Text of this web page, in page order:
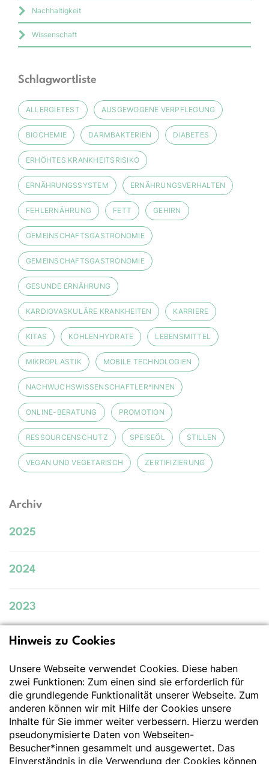
Nachhaltigkeit
Wissenschaft
Schlagwortliste
ALLERGIETEST AUSGEWOGENE VERPFLEGUNG
BIOCHEMIE DARMBAKTERIEN DIABETES
ERHÖHTES KRANKHEITSRISIKO
ERNÄHRUNGSSYSTEM ERNÄHRUNGSVERHALTEN
FEHLERNÄHRUNG FETT GEHIRN
GEMEINSCHAFTSGASTRONOMIE
GEMEINSCHAFTSGASTRONOMIE
GESUNDE ERNÄHRUNG
KARDIOVASKULÄRE KRANKHEITEN KARRIERE
KITAS KOHLENHYDRATE LEBENSMITTEL
MIKROPLASTIK MOBILE TECHNOLOGIEN
NACHWUCHSWISSENSCHAFTLER*INNEN
ONLINE-BERATUNG PROMOTION
RESSOURCENSCHUTZ SPEISEÖL STILLEN
VEGAN UND VEGETARISCH ZERTIFIZIERUNG
Archiv
2025
2024
2023
für Ernährung e.V.
Der Wissenschaft verpflichtet - Ihre Partnerin für
Essen und Trinken
Deutsche Gesellschaft für Ernährung e. V.
Godesberger Allee 136
Hinweis zu Cookies
Unsere Webseite verwendet Cookies. Diese haben
zwei Funktionen: Zum einen sind sie erforderlich für
die grundlegende Funktionalität unserer Webseite. Zum
anderen können wir mit Hilfe der Cookies unsere
Inhalte für Sie immer weiter verbessern. Hierzu werden
pseudonymisierte Daten von Webseiten-
Besucher*innen gesammelt und ausgewertet. Das
Einverständnis in die Verwendung der Cookies können